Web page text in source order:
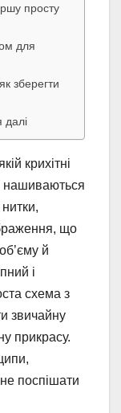
просту
для
зберегти
далі
крихітні
нашиваються
що
й
і
схема з
звичайну
прикрасу.
поспішати